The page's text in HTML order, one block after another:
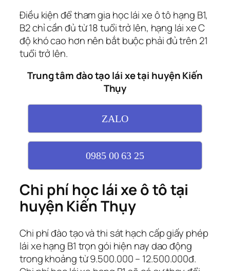
Điều kiện để tham gia học lái xe ô tô hạng B1,
B2 chỉ cần đủ từ 18 tuổi trở lên, hạng lái xe C
độ khó cao hơn nên bắt buộc phải đủ trên 21
tuổi trở lên.
Trung tâm đào tạo lái xe tại huyện Kiến
Thụy
ZALO
0985 00 63 25
Chi phí học lái xe ô tô tại
huyện Kiến Thụy
Chi phí đào tạo và thi sát hạch cấp giấy phép
lái xe hạng B1 trọn gói hiện nay dao động
trong khoảng từ 9.500.000 – 12.500.000đ.